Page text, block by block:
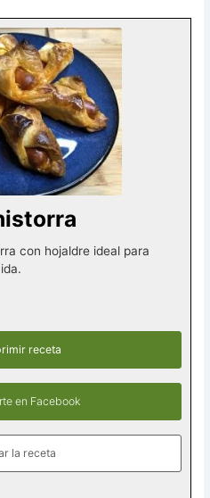
con hojaldre ideal para
receta
en Facebook
la receta